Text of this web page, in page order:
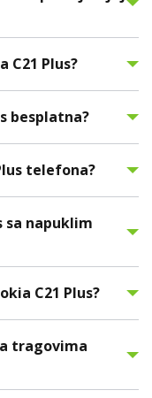
C21 Plus?
besplatna?
telefona?
sa napuklim
C21 Plus?
tragovima